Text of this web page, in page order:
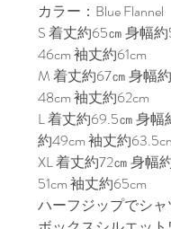
カラー：Blue Flannel
S 着丈約65㎝ 身幅
46cm 袖丈約61cm
M 着丈約67㎝ 身幅
48cm 袖丈約62cm
L 着丈約69.5㎝ 身幅
約49cm 袖丈約
XL 着丈約72㎝ 身幅
51cm 袖丈約65cm
ハーフジップでシ